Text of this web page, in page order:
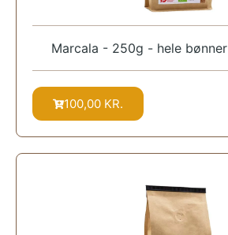
Marcala - 250g - hele bønner
100,00 KR.